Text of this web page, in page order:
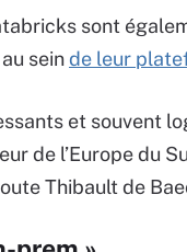
sont
seinde leur
et souvent
de l’Europe du
Thibault de